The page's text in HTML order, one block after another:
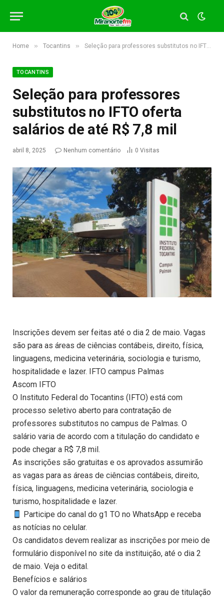
Home » Tocantins » Seleção para professores substitutos no IFTO oferta salários de até R$ 7,8 mil
TOCANTINS
Seleção para professores
substitutos no IFTO oferta
salários de até R$ 7,8 mil
abril 8, 2025 Nenhum comentário 0 Visitas
Inscrições devem ser feitas até o dia 2 de maio. Vagas
são para as áreas de ciências contábeis, direito, física,
linguagens, medicina veterinária, sociologia e turismo,
hospitalidade e lazer. IFTO campus Palmas
Ascom IFTO
O Instituto Federal do Tocantins (IFTO) está com
processo seletivo aberto para contratação de
professores substitutos no campus de Palmas. O
salário varia de acordo com a titulação do candidato e
pode chegar a R$ 7,8 mil.
As inscrições são gratuitas e os aprovados assumirão
as vagas para as áreas de ciências contábeis, direito,
física, linguagens, medicina veterinária, sociologia e
turismo, hospitalidade e lazer.
Participe do canal do g1 TO no WhatsApp e receba
as notícias no celular.
Os candidatos devem realizar as inscrições por meio de
formulário disponível no site da instituição, até o dia 2
de maio. Veja o edital.
Benefícios e salários
O valor da remuneração corresponde ao grau de titulação